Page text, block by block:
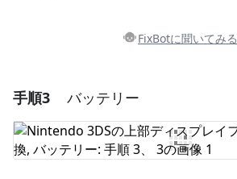
FixBotに聞いてみる
コメントを追加
手順3 バッテリー